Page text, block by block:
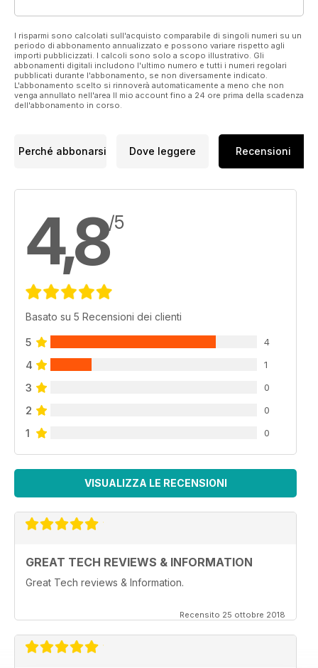
I risparmi sono calcolati sull'acquisto comparabile di singoli numeri su un
periodo di abbonamento annualizzato e possono variare rispetto agli
importi pubblicizzati. I calcoli sono solo a scopo illustrativo. Gli
abbonamenti digitali includono l'ultimo numero e tutti i numeri regolari
pubblicati durante l'abbonamento, se non diversamente indicato.
L'abbonamento scelto si rinnoverà automaticamente a meno che non
venga annullato nell'area Il mio account fino a 24 ore prima della scadenza
dell'abbonamento in corso.
Perché abbonarsi Dove leggere Recensioni
4,8/5
Basato su 5 Recensioni dei clienti
5 4
4 1
3 0
2 0
1 0
VISUALIZZA LE RECENSIONI
GREAT TECH REVIEWS & INFORMATION
Great Tech reviews & Information.
Recensito 25 ottobre 2018